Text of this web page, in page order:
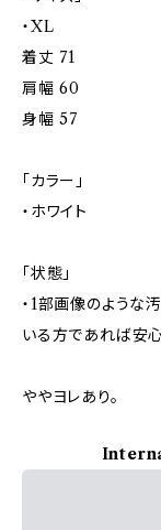
・XL
着丈 71
肩幅 60
身幅 57
「カラー」
・ホワイト
「状態」
・1部画像のような
いる方であれば安
ややヨレあり。